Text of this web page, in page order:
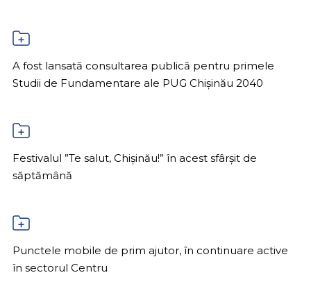
A fost lansată consultarea publică pentru primele
Studii de Fundamentare ale PUG Chișinău 2040
Festivalul ”Te salut, Chișinău!” în acest sfârșit de
săptămână
Punctele mobile de prim ajutor, în continuare active
în sectorul Centru